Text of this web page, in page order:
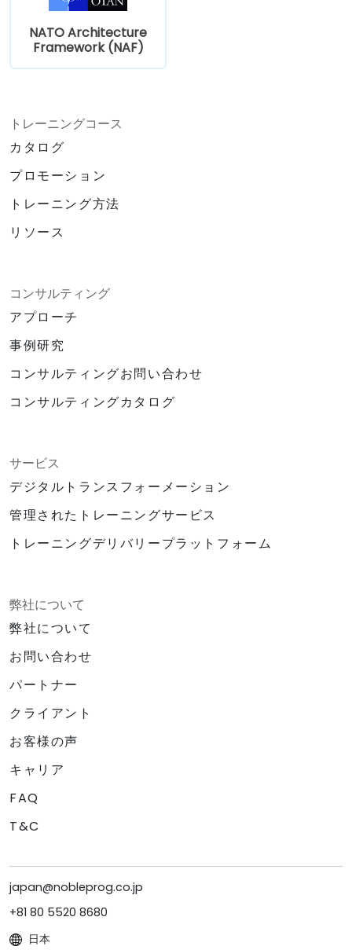
NATO Architecture
Framework (NAF)
トレーニングコース
カタログ
プロモーション
トレーニング方法
リソース
コンサルティング
アプローチ
事例研究
コンサルティングお問い合わせ
コンサルティングカタログ
サービス
デジタルトランスフォーメーション
管理されたトレーニングサービス
トレーニングデリバリープラットフォーム
弊社について
弊社について
お問い合わせ
パートナー
クライアント
お客様の声
キャリア
FAQ
T&C
japan@nobleprog.co.jp
+81 80 5520 8680
日本